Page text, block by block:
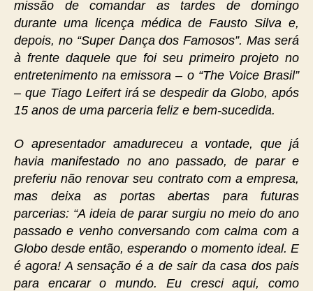
missão de comandar as tardes de domingo
durante uma licença médica de Fausto Silva e,
depois, no “Super Dança dos Famosos”. Mas será
à frente daquele que foi seu primeiro projeto no
entretenimento na emissora – o “The Voice Brasil”
– que Tiago Leifert irá se despedir da Globo, após
15 anos de uma parceria feliz e bem-sucedida.
O apresentador amadureceu a vontade, que já
havia manifestado no ano passado, de parar e
preferiu não renovar seu contrato com a empresa,
mas deixa as portas abertas para futuras
parcerias: “A ideia de parar surgiu no meio do ano
passado e venho conversando com calma com a
Globo desde então, esperando o momento ideal. E
é agora! A sensação é a de sair da casa dos pais
para encarar o mundo. Eu cresci aqui, como